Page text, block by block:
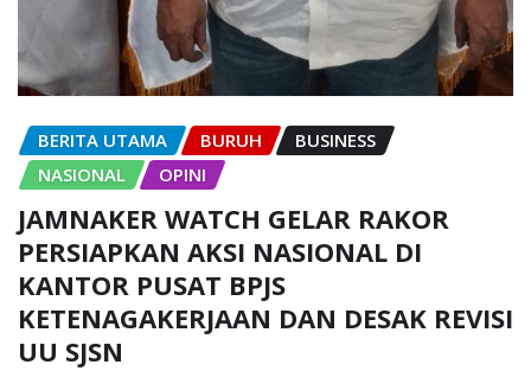
BERITA UTAMA BURUH
BUSINESS
NASIONAL
OPINI
JAMNAKER WATCH GELAR RAKOR
PERSIAPKAN AKSI NASIONAL DI
KANTOR PUSAT BPJS
KETENAGAKERJAAN DAN DESAK REVISI
UU SJSN